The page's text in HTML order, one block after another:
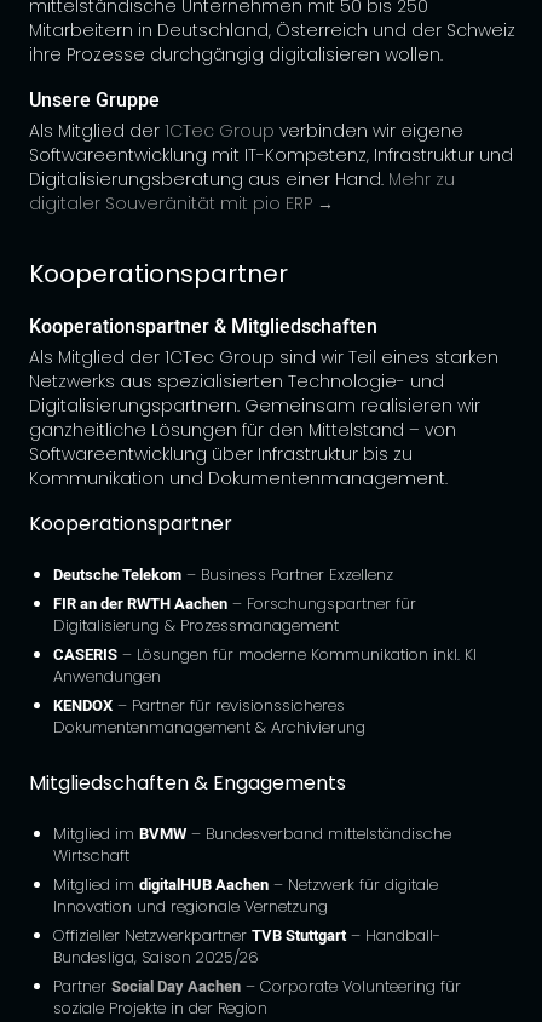
mittelständische Unternehmen mit 50 bis 250
Mitarbeitern in Deutschland, Österreich und der Schweiz
ihre Prozesse durchgängig digitalisieren wollen.
Unsere Gruppe
Als Mitglied der1CTec Group verbinden wir eigene
Softwareentwicklung mit IT-Kompetenz, Infrastruktur und
Digitalisierungsberatung aus einer Hand. Mehr zu
digitaler Souveränität mit pio ERP →
Kooperationspartner
Kooperationspartner & Mitgliedschaften
Als Mitglied der 1CTec Group sind wir Teil eines starken
Netzwerks aus spezialisierten Technologie- und
Digitalisierungspartnern. Gemeinsam realisieren wir
ganzheitliche Lösungen für den Mittelstand – von
Softwareentwicklung über Infrastruktur bis zu
Kommunikation und Dokumentenmanagement.
Kooperationspartner
Deutsche Telekom – Business Partner Exzellenz
FIR an der RWTH Aachen – Forschungspartner für
Digitalisierung & Prozessmanagement
CASERIS – Lösungen für moderne Kommunikation inkl. KI
Anwendungen
KENDOX – Partner für revisionssicheres
Dokumentenmanagement & Archivierung
Mitgliedschaften & Engagements
Mitglied imBVMW – Bundesverband mittelständische
Wirtschaft
Mitglied imdigitalHUB Aachen – Netzwerk für digitale
Innovation und regionale Vernetzung
Offizieller NetzwerkpartnerTVB Stuttgart– Handball-
Bundesliga, Saison 2025/26
PartnerSocial Day Aachen – Corporate Volunteering für
soziale Projekte in der Region